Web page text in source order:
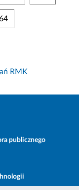
RMK
publicznego